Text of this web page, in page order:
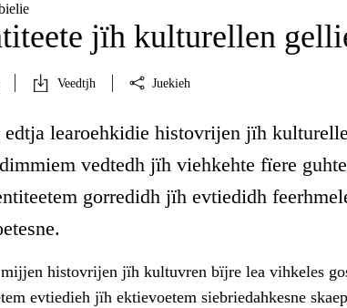
jïh kulturellen
Veedtjh Juekieh
edtja learoehkidie histovrijen jïh
vedtedh jïh viehkehte fïere
gorredidh jïh evtiedidh
histovrijen jïh kultuvren bïjre lea vihkeles
evtiedieh jïh ektievoetem siebriedahkesne